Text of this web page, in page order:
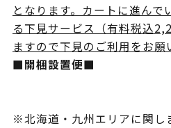
となります。カートに進んで
る下見サービス（有料税込
ますので下見のご利用をお願
■開梱設置便■
※北海道・九州エリアに関し